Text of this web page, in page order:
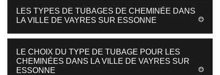
LES TYPES DE TUBAGES DE CHEMINÉE DANS
LA VILLE DE VAYRES SUR ESSONNE
LE CHOIX DU TYPE DE TUBAGE POUR LES
CHEMINÉES DANS LA VILLE DE VAYRES SUR
ESSONNE